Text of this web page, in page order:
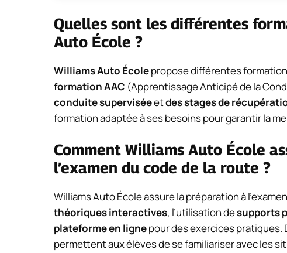
Quelles sont les différentes
Auto École ?
Williams Auto Écolepropose différentes
formation AAC (Apprentissage Anticipé de la
conduite superviséeetdes stages de
formation adaptée à ses besoins pour garantir la
Comment Williams Auto École
l’examen du code de la route ?
Williams Auto École assure la préparation à
théoriques interactives, l’utilisation desupports
plateforme en lignepour des exercices pratiques.
permettent aux élèves de se familiariser avec les